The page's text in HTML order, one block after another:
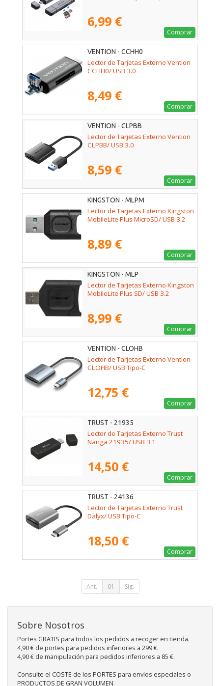
6,99 €
Comprar
VENTION - CCHH0
Lector de Tarjetas Externo Vention
CCHH0/ USB 3.0
8,49 €
Comprar
VENTION - CLPBB
Lector de Tarjetas Externo Vention
CLPBB/ USB 3.0
8,59 €
Comprar
KINGSTON - MLPM
Lector de Tarjetas Externo Kingston
MobileLite Plus MicroSD/ USB 3.2
8,89 €
Comprar
KINGSTON - MLP
Lector de Tarjetas Externo Kingston
MobileLite Plus SD/ USB 3.2
8,99 €
Comprar
VENTION - CLOHB
Lector de Tarjetas Externo Vention
CLOHB/ USB Tipo-C
12,75 €
Comprar
TRUST - 21935
Lector de Tarjetas Externo Trust
Nanga 21935/ USB 3.1
14,50 €
Comprar
TRUST - 24136
Lector de Tarjetas Externo Trust
Dalyx/ USB Tipo-C
18,50 €
Comprar
Ant. 01 Sig.
Sobre Nosotros
Portes GRATIS para todos los pedidos a recoger en tienda.
4,90 € de portes para pedidos inferiores a 299 €.
4,90 € de manipulación para pedidos inferiores a 85 €.
Consulte el COSTE de los PORTES para envíos especiales o
PRODUCTOS DE GRAN VOLUMEN.